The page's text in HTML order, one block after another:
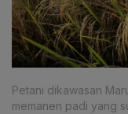
Petani dikawasan
memanen padi yang